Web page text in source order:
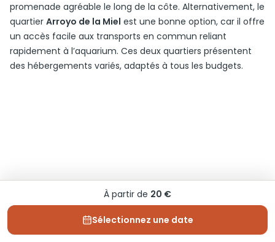
promenade agréable le long de la côte. Alternativement, le
quartier Arroyo de la Miel est une bonne option, car il offre
un accès facile aux transports en commun reliant
rapidement à l’aquarium. Ces deux quartiers présentent
des hébergements variés, adaptés à tous les budgets.
À partir de 20 €
Sélectionnez une date